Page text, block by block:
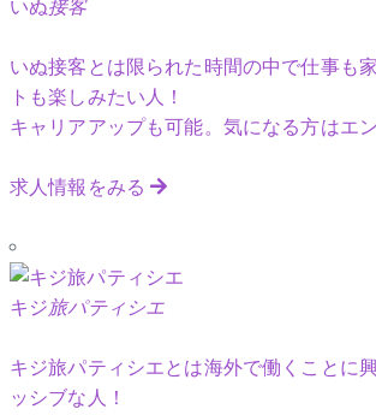
いぬ接客
いぬ接客とは限られた時間の中で仕事も
トも楽しみたい人！
キャリアアップも可能。気になる方はエ
求人情報をみる
キジ旅パティシエ
キジ旅パティシエとは海外で働くことに
ッシブな人！